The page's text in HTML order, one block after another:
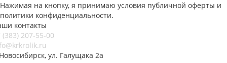
Нажимая на кнопку, я принимаю условия публичной оферты и
политики конфиденциальности.
контакты
(383) 207-55-00
ул. Галущака 2а